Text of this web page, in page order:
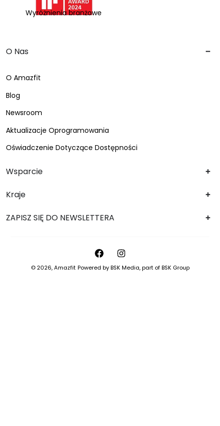
Wyróżnienia branżowe
O Nas
O Amazfit
Blog
Newsroom
Aktualizacje Oprogramowania
Oświadczenie Dotyczące Dostępności
Wsparcie
Kraje
ZAPISZ SIĘ DO NEWSLETTERA
© 2026,Amazfit Powered byBSK Media, part ofBSK Group